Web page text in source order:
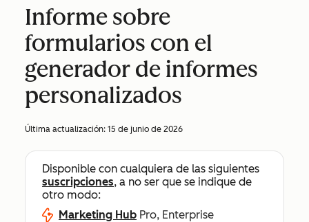
Informe sobre
formularios con el
generador de informes
personalizados
Última actualización: 15 de junio de 2026
Disponible con cualquiera de las siguientes
suscripciones, a no ser que se indique de
otro modo:
Marketing Hub Pro, Enterprise